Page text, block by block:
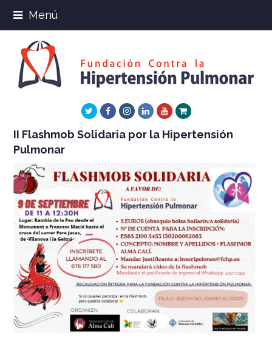
Menú
TwitterFacebookInstagram
LinkedInYoutube
Xing
II Flashmob Solidaria por la Hipertensión
Pulmonar